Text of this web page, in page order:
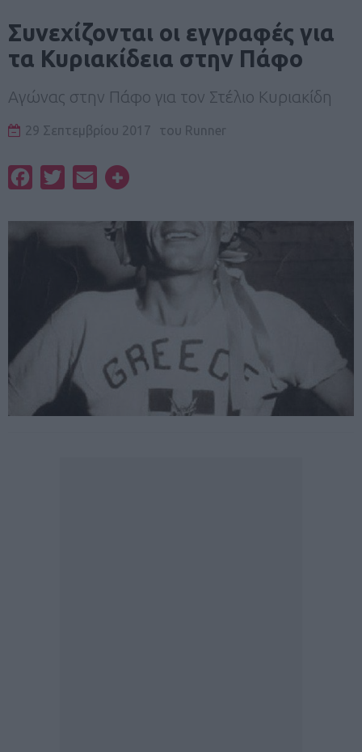
Συνεχίζονται οι εγγραφές για
τα Κυριακίδεια στην Πάφο
Αγώνας στην Πάφο για τον Στέλιο Κυριακίδη
29 Σεπτεμβρίου 2017 του Runner
FacebookTwitterEmail